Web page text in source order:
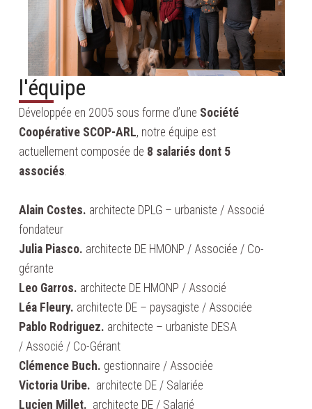
l'équipe
Développée en 2005 sous forme d’une Société
Coopérative SCOP-ARL, notre équipe est
actuellement composée de 8 salariés dont 5
associés
Alain Costes. architecte DPLG – urbaniste / Associé
fondateur
Julia Piasco. architecte DE HMONP / Associée / Co-
gérante
Leo Garros. architecte DE HMONP / Associé
Léa Fleury. architecte DE – paysagiste / Associée
Pablo Rodriguez. architecte – urbaniste DESA
/ Associé / Co-Gérant
Clémence Buch. gestionnaire / Associée
Victoria Uribe. architecte DE / Salariée
Lucien Millet. architecte DE / Salarié